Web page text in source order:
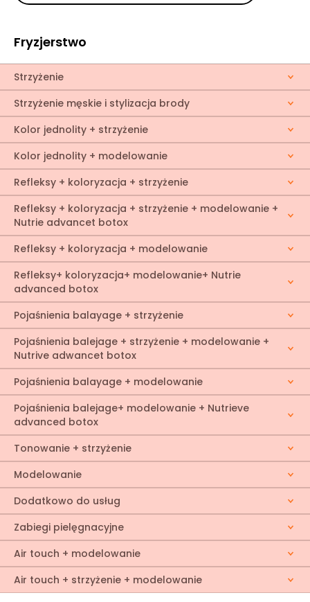
Fryzjerstwo
Strzyżenie
Strzyżenie męskie i stylizacja brody
Kolor jednolity + strzyżenie
Kolor jednolity + modelowanie
Refleksy + koloryzacja + strzyżenie
Refleksy + koloryzacja + strzyżenie + modelowanie +
Nutrie advancet botox
Refleksy + koloryzacja + modelowanie
Refleksy+ koloryzacja+ modelowanie+ Nutrie
advanced botox
Pojaśnienia balayage + strzyżenie
Pojaśnienia balejage + strzyżenie + modelowanie +
Nutrive adwancet botox
Pojaśnienia balayage + modelowanie
Pojaśnienia balejage+ modelowanie + Nutrieve
advanced botox
Tonowanie + strzyżenie
Modelowanie
Dodatkowo do usług
Zabiegi pielęgnacyjne
Air touch + modelowanie
Air touch + strzyżenie + modelowanie